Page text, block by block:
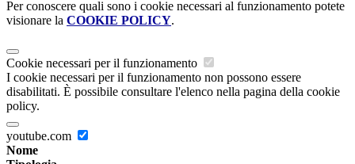
Per conoscere quali sono i cookie necessari al funzionamento potete
visionare la COOKIE POLICY.
Cookie necessari per il funzionamento
I cookie necessari per il funzionamento non possono essere
disabilitati. È possibile consultare l'elenco nella pagina della cookie
policy.
youtube.com
Nome